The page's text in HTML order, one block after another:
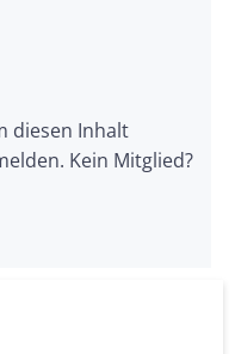
diesen Inhalt
Kein Mitglied?